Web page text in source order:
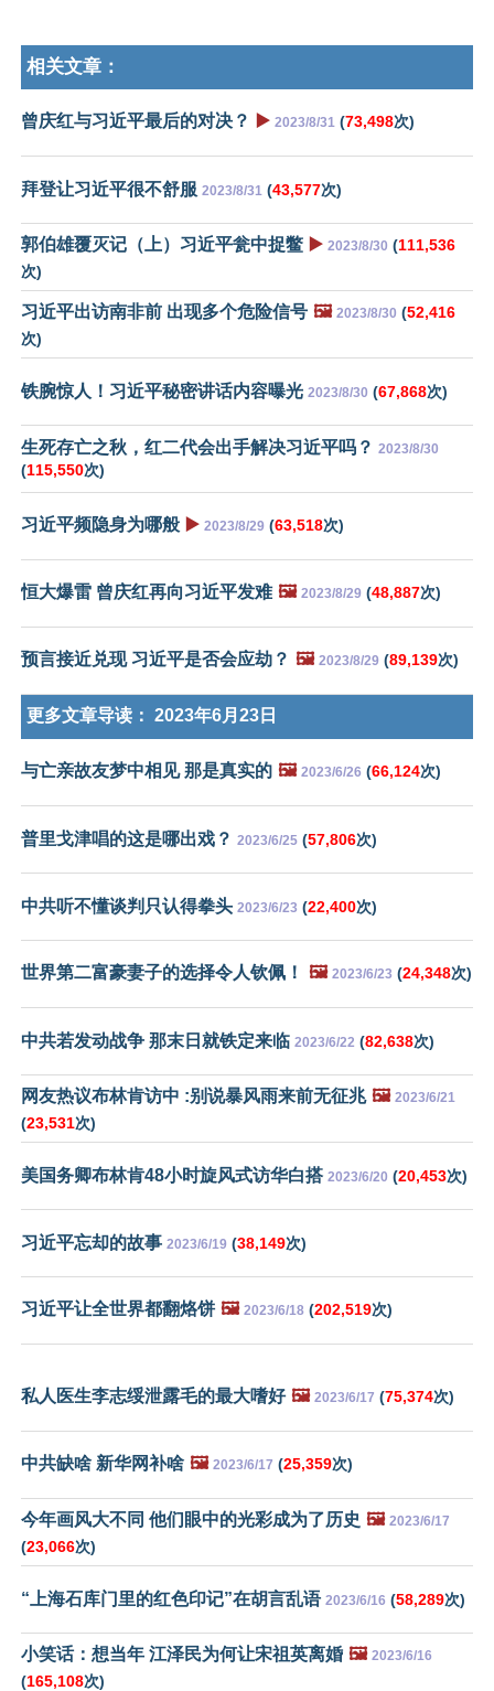
相关文章：
曾庆红与习近平最后的对决？ ▶️ 2023/8/31 (73,498次)
拜登让习近平很不舒服 2023/8/31 (43,577次)
郭伯雄覆灭记（上）习近平瓮中捉鳖 ▶️ 2023/8/30 (111,536
次)
习近平出访南非前 出现多个危险信号 🖼️ 2023/8/30 (52,416
次)
铁腕惊人！习近平秘密讲话内容曝光 2023/8/30 (67,868次)
生死存亡之秋，红二代会出手解决习近平吗？ 2023/8/30
(115,550次)
习近平频隐身为哪般 ▶️ 2023/8/29 (63,518次)
恒大爆雷 曾庆红再向习近平发难 🖼️ 2023/8/29 (48,887次)
预言接近兑现 习近平是否会应劫？ 🖼️ 2023/8/29 (89,139次)
更多文章导读： 2023年6月23日
与亡亲故友梦中相见 那是真实的 🖼️ 2023/6/26 (66,124次)
普里戈津唱的这是哪出戏？ 2023/6/25 (57,806次)
中共听不懂谈判只认得拳头 2023/6/23 (22,400次)
世界第二富豪妻子的选择令人钦佩！ 🖼️ 2023/6/23 (24,348次)
中共若发动战争 那末日就铁定来临 2023/6/22 (82,638次)
网友热议布林肯访中 :别说暴风雨来前无征兆 🖼️ 2023/6/21
(23,531次)
美国务卿布林肯48小时旋风式访华白搭 2023/6/20 (20,453次)
习近平忘却的故事 2023/6/19 (38,149次)
习近平让全世界都翻烙饼 🖼️ 2023/6/18 (202,519次)
私人医生李志绥泄露毛的最大嗜好 🖼️ 2023/6/17 (75,374次)
中共缺啥 新华网补啥 🖼️ 2023/6/17 (25,359次)
今年画风大不同 他们眼中的光彩成为了历史 🖼️ 2023/6/17
(23,066次)
“上海石库门里的红色印记”在胡言乱语 2023/6/16 (58,289次)
小笑话：想当年 江泽民为何让宋祖英离婚 🖼️ 2023/6/16
(165,108次)